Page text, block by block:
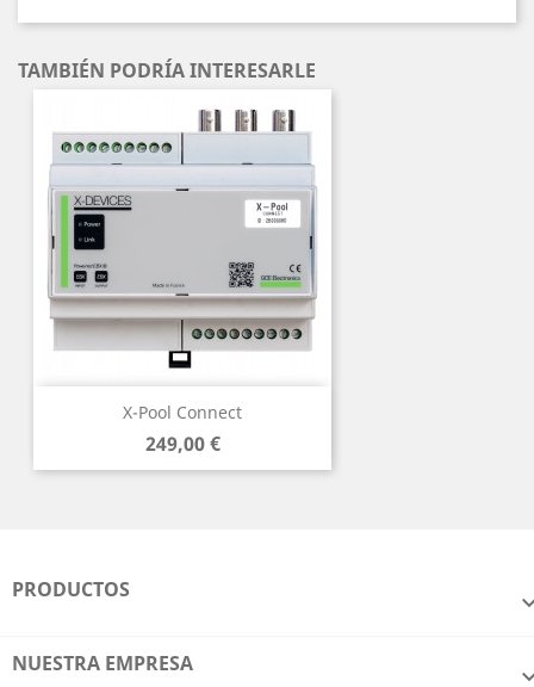
TAMBIÉN PODRÍA INTERESARLE
X-Pool Connect
Precio
249,00 €
PRODUCTOS
NUESTRA EMPRESA